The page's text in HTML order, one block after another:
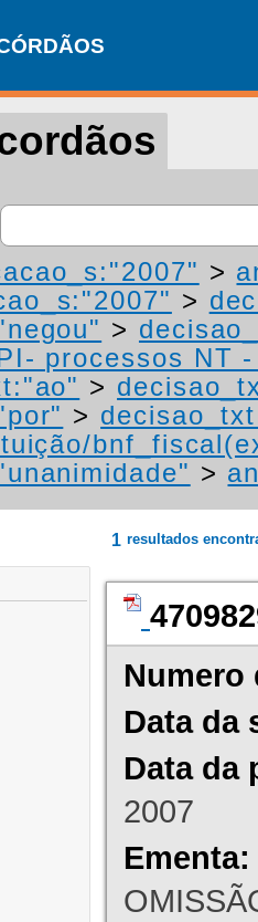
>
>
>
processos NT
>
>
>
1 resultados
Numero
Data da
Data da
2007
Ementa: